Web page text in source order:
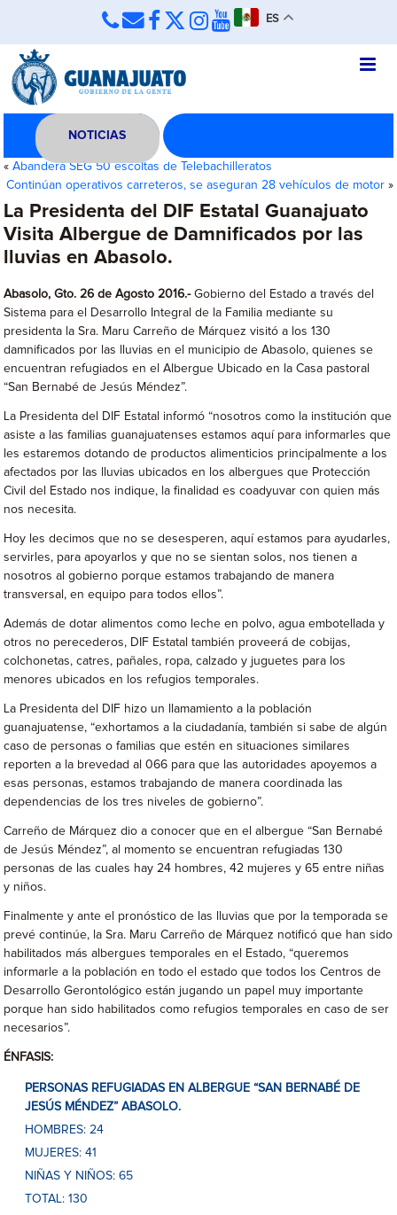
ES
NOTICIAS
«Abandera SEG 50 escoltas de Telebachilleratos
Continúan operativos carreteros, se aseguran 28 vehículos de motor»
La Presidenta del DIF Estatal Guanajuato
Visita Albergue de Damnificados por las
lluvias en Abasolo.
Abasolo, Gto. 26 de Agosto 2016.-Gobierno del Estado a través del
Sistema para el Desarrollo Integral de la Familia mediante su
presidenta la Sra. Maru Carreño de Márquez visitó a los 130
damnificados por las lluvias en el municipio de Abasolo, quienes se
encuentran refugiados en el Albergue Ubicado en la Casa pastoral
“San Bernabé de Jesús Méndez”.
La Presidenta del DIF Estatal informó “nosotros como la institución que
asiste a las familias guanajuatenses estamos aquí para informarles que
les estaremos dotando de productos alimenticios principalmente a los
afectados por las lluvias ubicados en los albergues que Protección
Civil del Estado nos indique, la finalidad es coadyuvar con quien más
nos necesita.
Hoy les decimos que no se desesperen, aquí estamos para ayudarles,
servirles, para apoyarlos y que no se sientan solos, nos tienen a
nosotros al gobierno porque estamos trabajando de manera
transversal, en equipo para todos ellos”.
Además de dotar alimentos como leche en polvo, agua embotellada y
otros no perecederos, DIF Estatal también proveerá de cobijas,
colchonetas, catres, pañales, ropa, calzado y juguetes para los
menores ubicados en los refugios temporales.
La Presidenta del DIF hizo un llamamiento a la población
guanajuatense, “exhortamos a la ciudadanía, también si sabe de algún
caso de personas o familias que estén en situaciones similares
reporten a la brevedad al 066 para que las autoridades apoyemos a
esas personas, estamos trabajando de manera coordinada las
dependencias de los tres niveles de gobierno”.
Carreño de Márquez dio a conocer que en el albergue “San Bernabé
de Jesús Méndez”, al momento se encuentran refugiadas 130
personas de las cuales hay 24 hombres, 42 mujeres y 65 entre niñas
y niños.
Finalmente y ante el pronóstico de las lluvias que por la temporada se
prevé continúe, la Sra. Maru Carreño de Márquez notificó que han sido
habilitados más albergues temporales en el Estado, “queremos
informarle a la población en todo el estado que todos los Centros de
Desarrollo Gerontológico están jugando un papel muy importante
porque han sido habilitados como refugios temporales en caso de ser
necesarios”.
ÉNFASIS:
PERSONAS REFUGIADAS EN ALBERGUE “SAN BERNABÉ DE
JESÚS MÉNDEZ” ABASOLO.
HOMBRES: 24
MUJERES: 41
NIÑAS Y NIÑOS: 65
TOTAL: 130